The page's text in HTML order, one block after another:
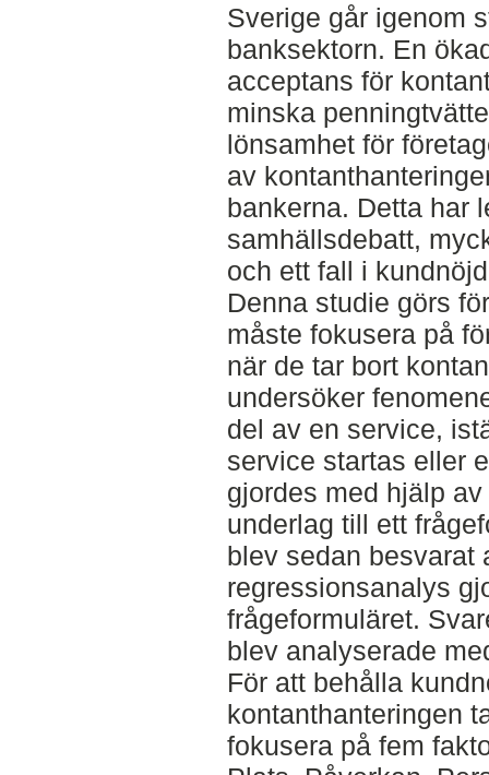
Sverige går igenom
banksektorn. En
acceptans för
minska
lönsamhet för
av
bankerna. Detta har
samhällsdebatt,
och ett fall i
Denna studie görs
måste fokusera på
när de tar bort
undersöker
del av en service,
service startas eller
gjordes med hjälp
underlag till ett
blev sedan besvarat
regressionsanalys
frågeformuläret.
blev analyserade
För att behålla
kontanthanteringen
fokusera på fem